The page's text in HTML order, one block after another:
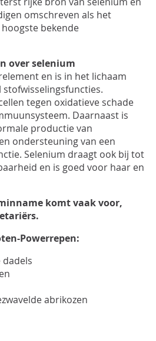
omschreven als het
bekende
over selenium
en is in het lichaam
tegen oxidatieve schade
Daarnaast is
productie van
ondersteuning van een
Selenium draagt ook bij tot
en is goed voor haar en
komt vaak voor,
Powerrepen:
dadels
abrikozen